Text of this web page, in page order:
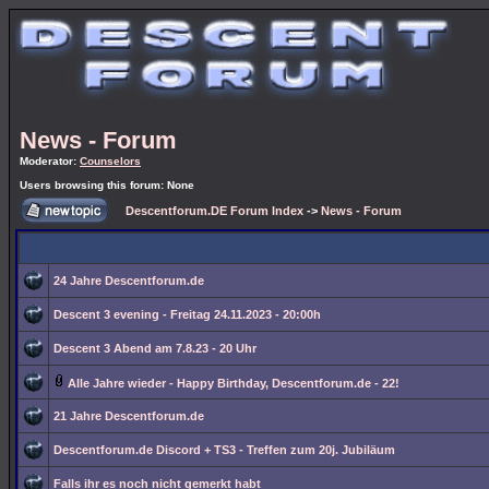
News - Forum
Moderator: Counselors
Users browsing this forum: None
Descentforum.DE Forum Index -> News - Forum
24 Jahre Descentforum.de
Descent 3 evening - Freitag 24.11.2023 - 20:00h
Descent 3 Abend am 7.8.23 - 20 Uhr
Alle Jahre wieder - Happy Birthday, Descentforum.de - 22!
21 Jahre Descentforum.de
Descentforum.de Discord + TS3 - Treffen zum 20j. Jubiläum
Falls ihr es noch nicht gemerkt habt